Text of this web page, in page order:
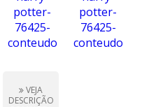
VEJA
DESCRIÇÃO